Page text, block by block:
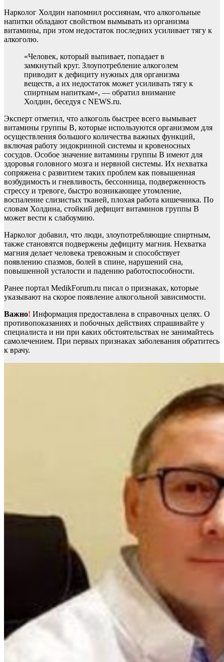
Нарколог Холдин напомнил россиянам, что алкогольные
напитки обладают свойством вымывать из организма
витамины, при этом недостаток последних усиливает тягу к
алкоголю.
«Человек, который выпивает, попадает в
замкнутый круг. Злоупотребление алкоголем
приводит к дефициту нужных для организма
веществ, а их недостаток может усиливать тягу к
спиртным напиткам», — обратил внимание
Холдин, беседуя с NEWS.ru.
Эксперт отметил, что алкоголь быстрее всего вымывает
витамины группы B, которые используются организмом для
осуществления большого количества важных функций,
включая работу эндокринной системы и кровеносных
сосудов. Особое значение витамины группы В имеют для
здоровья головного мозга и нервной системы. Их нехватка
сопряжена с развитием таких проблем как повышенная
возбудимость и гневливость, бессонница, подверженность
стрессу и тревоге, быстро возникающее утомление,
воспаление слизистых тканей, плохая работа кишечника. По
словам Холдина, стойкий дефицит витаминов группы B
может вести к слабоумию.
Нарколог добавил, что люди, злоупотребляющие спиртным,
также становятся подвержены дефициту магния. Нехватка
магния делает человека тревожным и способствует
появлению спазмов, болей в спине, нарушений сна,
повышенной усталости и падению работоспособности.
Ранее портал MedikForum.ru писал о признаках, которые
указывают на скорое появление алкогольной зависимости.
Важно! Информация предоставлена в справочных целях. О
противопоказаниях и побочных действиях спрашивайте у
специалиста и ни при каких обстоятельствах не занимайтесь
самолечением. При первых признаках заболевания обратитесь
к врачу.